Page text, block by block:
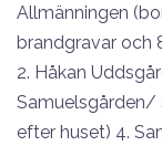
Allmänningen
brandgravar och
2. Håkan
Samuelsgården/
efter huset) 4.